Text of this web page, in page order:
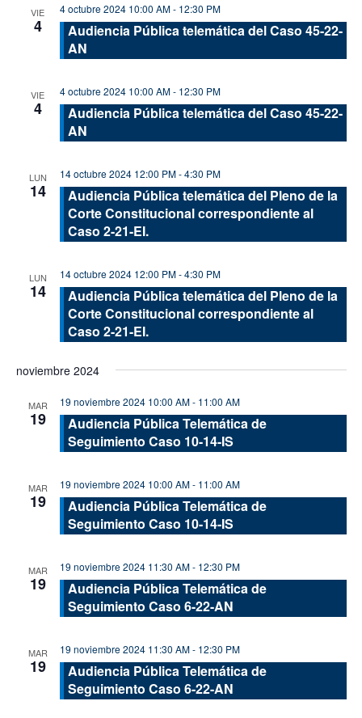
vistas
de
VIE
4
4 octubre 2024 10:00 AM- 12:30 PM
Audiencia Pública telemática del Caso 45-22-
AN
VIE
4
4 octubre 2024 10:00 AM- 12:30 PM
Audiencia Pública telemática del Caso 45-22-
AN
LUN
14
14 octubre 2024 12:00 PM-4:30 PM
Audiencia Pública telemática del Pleno de la
Corte Constitucional correspondiente al
Caso 2-21-EI.
LUN
14
14 octubre 2024 12:00 PM-4:30 PM
Audiencia Pública telemática del Pleno de la
Corte Constitucional correspondiente al
Caso 2-21-EI.
noviembre 2024
MAR
19
19 noviembre 2024 10:00 AM- 11:00 AM
Audiencia Pública Telemática de
Seguimiento Caso 10-14-IS
MAR
19
19 noviembre 2024 10:00 AM- 11:00 AM
Audiencia Pública Telemática de
Seguimiento Caso 10-14-IS
MAR
19
19 noviembre 2024 11:30 AM- 12:30 PM
Audiencia Pública Telemática de
Seguimiento Caso 6-22-AN
MAR
19
19 noviembre 2024 11:30 AM- 12:30 PM
Audiencia Pública Telemática de
Seguimiento Caso 6-22-AN